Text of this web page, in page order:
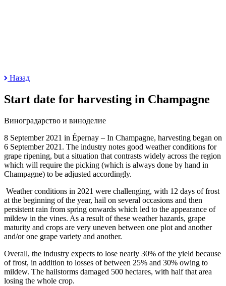
Назад
Start date for harvesting in Champagne
Виноградарство и виноделие
8 September 2021 in Épernay – In Champagne, harvesting began on
6 September 2021. The industry notes good weather conditions for
grape ripening, but a situation that contrasts widely across the region
which will require the picking (which is always done by hand in
Champagne) to be adjusted accordingly.
Weather conditions in 2021 were challenging, with 12 days of frost
at the beginning of the year, hail on several occasions and then
persistent rain from spring onwards which led to the appearance of
mildew in the vines. As a result of these weather hazards, grape
maturity and crops are very uneven between one plot and another
and/or one grape variety and another.
Overall, the industry expects to lose nearly 30% of the yield because
of frost, in addition to losses of between 25% and 30% owing to
mildew. The hailstorms damaged 500 hectares, with half that area
losing the whole crop.